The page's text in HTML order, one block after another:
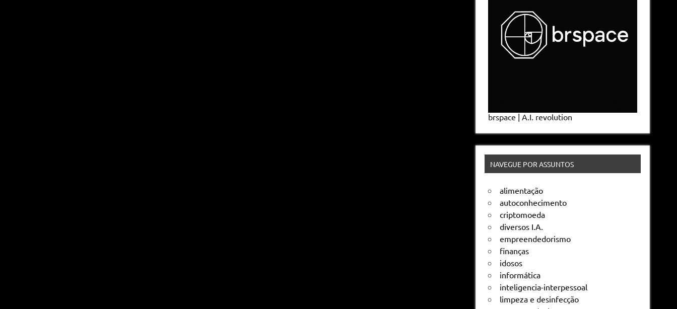
brspace | A.I. revolution
NAVEGUE POR ASSUNTOS
alimentação
autoconhecimento
criptomoeda
diversos I.A.
empreendedorismo
finanças
idosos
informática
inteligencia-interpessoal
limpeza e desinfecção